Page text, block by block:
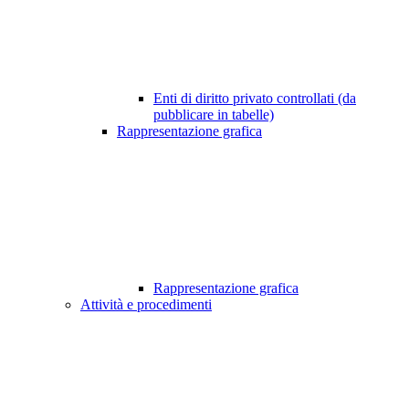
Enti di diritto privato controllati (da
pubblicare in tabelle)
Rappresentazione grafica
Rappresentazione grafica
Attività e procedimenti